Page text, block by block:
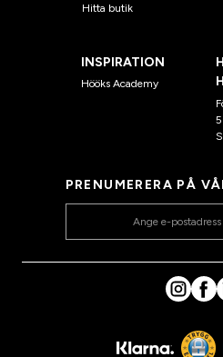
Hitta butik
INSPIRATION
Hööks Academy
PRENUMERERA PÅ